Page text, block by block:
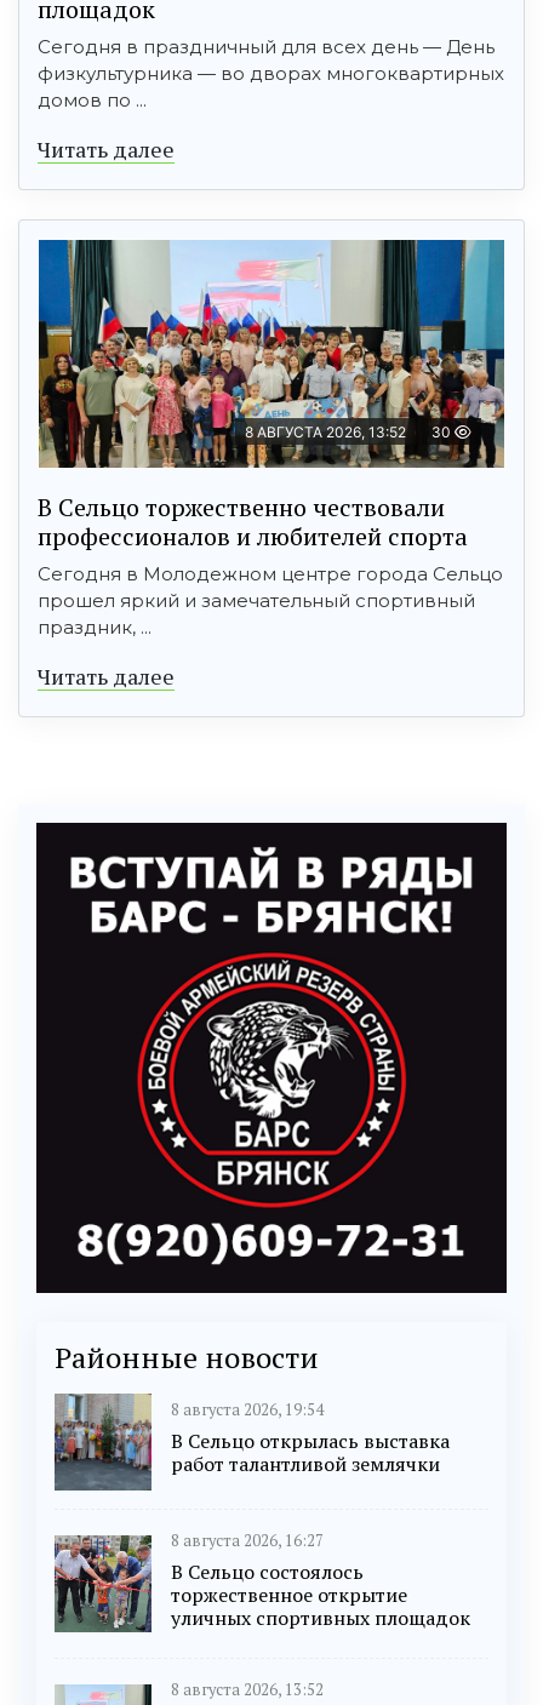
площадок
Сегодня в праздничный для всех день — День
физкультурника — во дворах многоквартирных
домов по ...
Читать далее
8 АВГУСТА 2026, 13:52 30
В Сельцо торжественно чествовали
профессионалов и любителей спорта
Сегодня в Молодежном центре города Сельцо
прошел яркий и замечательный спортивный
праздник, ...
Читать далее
Районные новости
8 августа 2026, 19:54
В Сельцо открылась выставка
работ талантливой землячки
8 августа 2026, 16:27
В Сельцо состоялось
торжественное открытие
уличных спортивных площадок
8 августа 2026, 13:52